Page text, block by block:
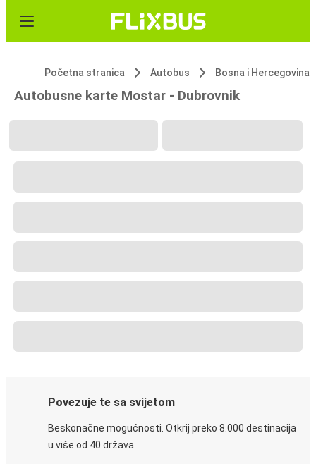
Početna stranica Autobus Bosna i Hercegovina
Autobusne karte Mostar - Dubrovnik
Povezuje te sa svijetom
Beskonačne mogućnosti. Otkrij preko 8.000 destinacija
u više od 40 država.